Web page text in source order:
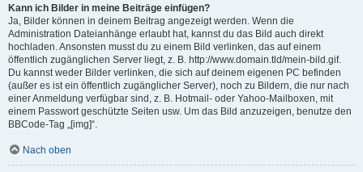
Kann ich Bilder in meine Beiträge einfügen?
Ja, Bilder können in deinem Beitrag angezeigt werden. Wenn die
Administration Dateianhänge erlaubt hat, kannst du das Bild auch direkt
hochladen. Ansonsten musst du zu einem Bild verlinken, das auf einem
öffentlich zugänglichen Server liegt, z. B. http://www.domain.tld/mein-bild.gif.
Du kannst weder Bilder verlinken, die sich auf deinem eigenen PC befinden
(außer es ist ein öffentlich zugänglicher Server), noch zu Bildern, die nur nach
einer Anmeldung verfügbar sind, z. B. Hotmail- oder Yahoo-Mailboxen, mit
einem Passwort geschützte Seiten usw. Um das Bild anzuzeigen, benutze den
BBCode-Tag „[img]“.
Nach oben